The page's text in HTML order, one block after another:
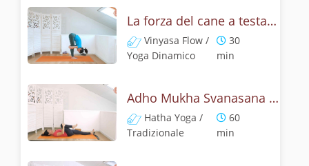
La forza del cane a testa in su - Yoga Dinamico
Vinyasa Flow /
Yoga Dinamico
30
min
Adho Mukha Svanasana - Lezione yoga con la storia del cane
Hatha Yoga /
Tradizionale
60
min